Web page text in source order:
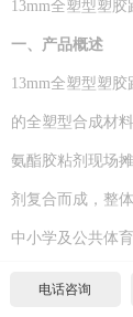
13mm全塑型塑
一、 产品概述
13mm全塑型塑胶
的全塑型合成材
氨酯胶粘剂现场
剂复合而成，整
中小学及公共体
电话咨询